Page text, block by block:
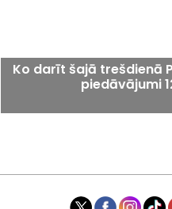
Ko darīt šajā trešdienā
piedāvājumi